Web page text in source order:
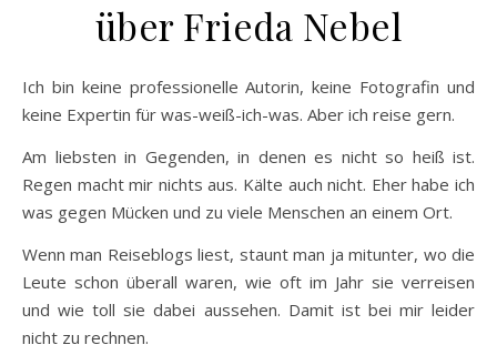
über Frieda Nebel
Ich bin keine professionelle Autorin, keine Fotografin und
keine Expertin für was-weiß-ich-was. Aber ich reise gern.
Am liebsten in Gegenden, in denen es nicht so heiß ist.
Regen macht mir nichts aus. Kälte auch nicht. Eher habe ich
was gegen Mücken und zu viele Menschen an einem Ort.
Wenn man Reiseblogs liest, staunt man ja mitunter, wo die
Leute schon überall waren, wie oft im Jahr sie verreisen
und wie toll sie dabei aussehen. Damit ist bei mir leider
nicht zu rechnen.